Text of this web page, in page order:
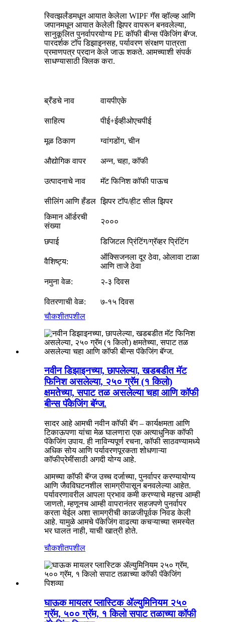
स्वित्झर्लंडमधून आयात केलेला WIPF गॅस व्हॉल्व्ह आणि
जपानमधून आयात केलेली झिपर वापरून बनवलेल्या,
सानुकूलित पुनर्वापरयोग्य PE कॉफी बीन्स पॅकेजिंग बॅग्ज.
पारदर्शक टॉप डिझाइनसह, पर्यावरण संरक्षण पात्रता
प्रमाणपत्र प्रदान केले जाऊ शकते. आमच्याशी संपर्क
साधण्यासाठी क्लिक करा.
ब्रँडचे नाव वायपीएके
साहित्य पीई+ईव्हीओएचपीई
मूळ ठिकाण ग्वांगडोंग, चीन
औद्योगिक वापर अन्न, चहा, कॉफी
उत्पादनाचे नाव मॅट फिनिश कॉफी पाऊच
सीलिंग आणि हँडल झिपर टॉप/हीट सील झिपर
किमान ऑर्डरची
संख्या
२०००
छपाई डिजिटल प्रिंटिंग/ग्रॅव्हर प्रिंटिंग
वैशिष्ट्य:
ऑक्सिजनला दूर ठेवा, ओलावा टाळा
आणि ताजे ठेवा
नमुना वेळ:
२-३ दिवस
वितरणाची वेळ:
७-१५ दिवस
चौकशीतपशील
नवीन डिझाइनच्या, छापलेल्या, खडबडीत मॅट
फिनिश असलेल्या, २५० ग्रॅम (१ किलो)
क्षमतेच्या, सपाट तळ असलेल्या चहा आणि कॉफी
बीन्स पॅकेजिंग बॅग्ज.
सादर आहे आमची नवीन कॉफी बॅग – कार्यक्षमता आणि
टिकाऊपणा यांचा मेळ घालणारा एक अत्याधुनिक कॉफी
पॅकेजिंग उपाय. ही नाविन्यपूर्ण रचना, कॉफी साठवण्यामध्ये
अधिक सोय आणि पर्यावरणपूरकता शोधणाऱ्या
कॉफीप्रेमींसाठी अगदी योग्य आहे.
आमच्या कॉफी बॅग्ज उच्च दर्जाच्या, पुनर्वापर करण्यायोग्य
आणि जैवविघटनशील सामग्रीपासून बनवलेल्या आहेत.
पर्यावरणावरील आपला प्रभाव कमी करण्याचे महत्त्व आम्ही
जाणतो, म्हणूनच आम्ही वापरानंतर सहजपणे पुनर्वापर
करता येईल अशा सामग्रीची काळजीपूर्वक निवड केली
आहे. यामुळे आमचे पॅकेजिंग वाढत्या कचऱ्याच्या समस्येत
भर घालत नाही, याची खात्री होते.
चौकशीतपशील
घाऊक मायलर प्लास्टिक ॲल्युमिनियम २५०
ग्रॅम, ५०० ग्रॅम, १ किलो सपाट तळाच्या कॉफी